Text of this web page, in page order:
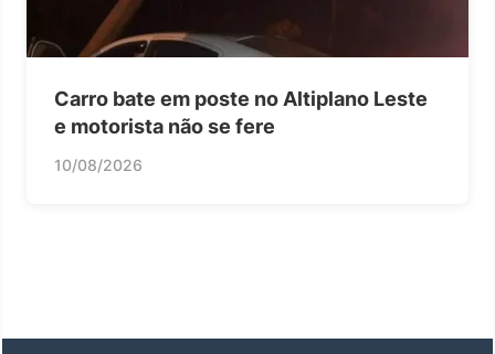
Carro bate em poste no Altiplano Leste
e motorista não se fere
10/08/2026